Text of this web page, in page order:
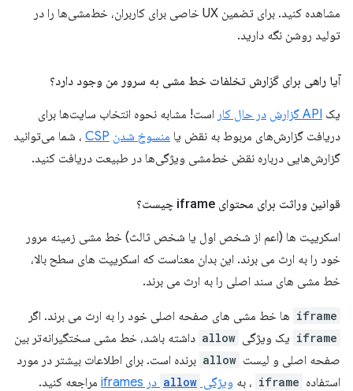
مشاهده کنید. برای تضمین UX خاصی برای کاربران، خط‌مشی‌ها را در
تولید روشن نگه دارید.
آیا راهی برای گزارش تخلفات خط مشی به سرور من وجود دارد؟
یک API گزارش در حال کار است! مشابه نحوه انتخاب سایت‌ها برای
دریافت گزارش‌های مربوط به نقض یا منسوخ شدن CSP ، شما می‌توانید
گزارش‌هایی درباره نقض خط‌مشی ویژگی‌ها در طبیعت دریافت کنید.
قوانین وراثت برای محتوای iframe چیست؟
اسکریپت ها (اعم از شخص اول یا شخص ثالث) خط مشی زمینه مرور
خود را به ارث می برند. این بدان معناست که اسکریپت های سطح بالا،
خط مشی های سند اصلی را به ارث می برند.
iframe ها خط مشی های صفحه اصلی خود را به ارث می برند. اگر
iframe یک ویژگی allow داشته باشد، خط مشی سختگیرانه‌تر بین
صفحه اصلی و لیست allow برنده است. برای اطلاعات بیشتر در مورد
استفاده iframe ، به ویژگی allow در iframes مراجعه کنید.